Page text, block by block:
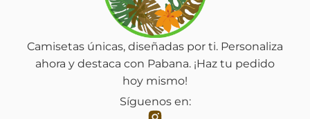
Camisetas únicas, diseñadas por ti. Personaliza
ahora y destaca con Pabana. ¡Haz tu pedido
hoy mismo!
Síguenos en: